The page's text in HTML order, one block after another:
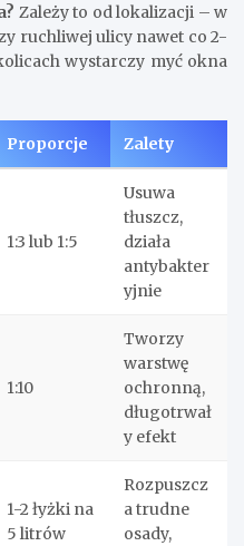
Zależy to od lokalizacji – w
ruchliwej ulicy nawet co 2-
wystarczy myć okna
Proporcje Zalety
1:3 lub 1:5
Usuwa
tłuszcz,
działa
antybakter
yjnie
1:10
Tworzy
warstwę
ochronną,
długotrwał
y efekt
1-2 łyżki na
5 litrów
Rozpuszcz
a trudne
osady,